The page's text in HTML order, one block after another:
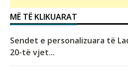
MË TË KLIKUARAT
Sendet e personalizuara të
20-të vjet...